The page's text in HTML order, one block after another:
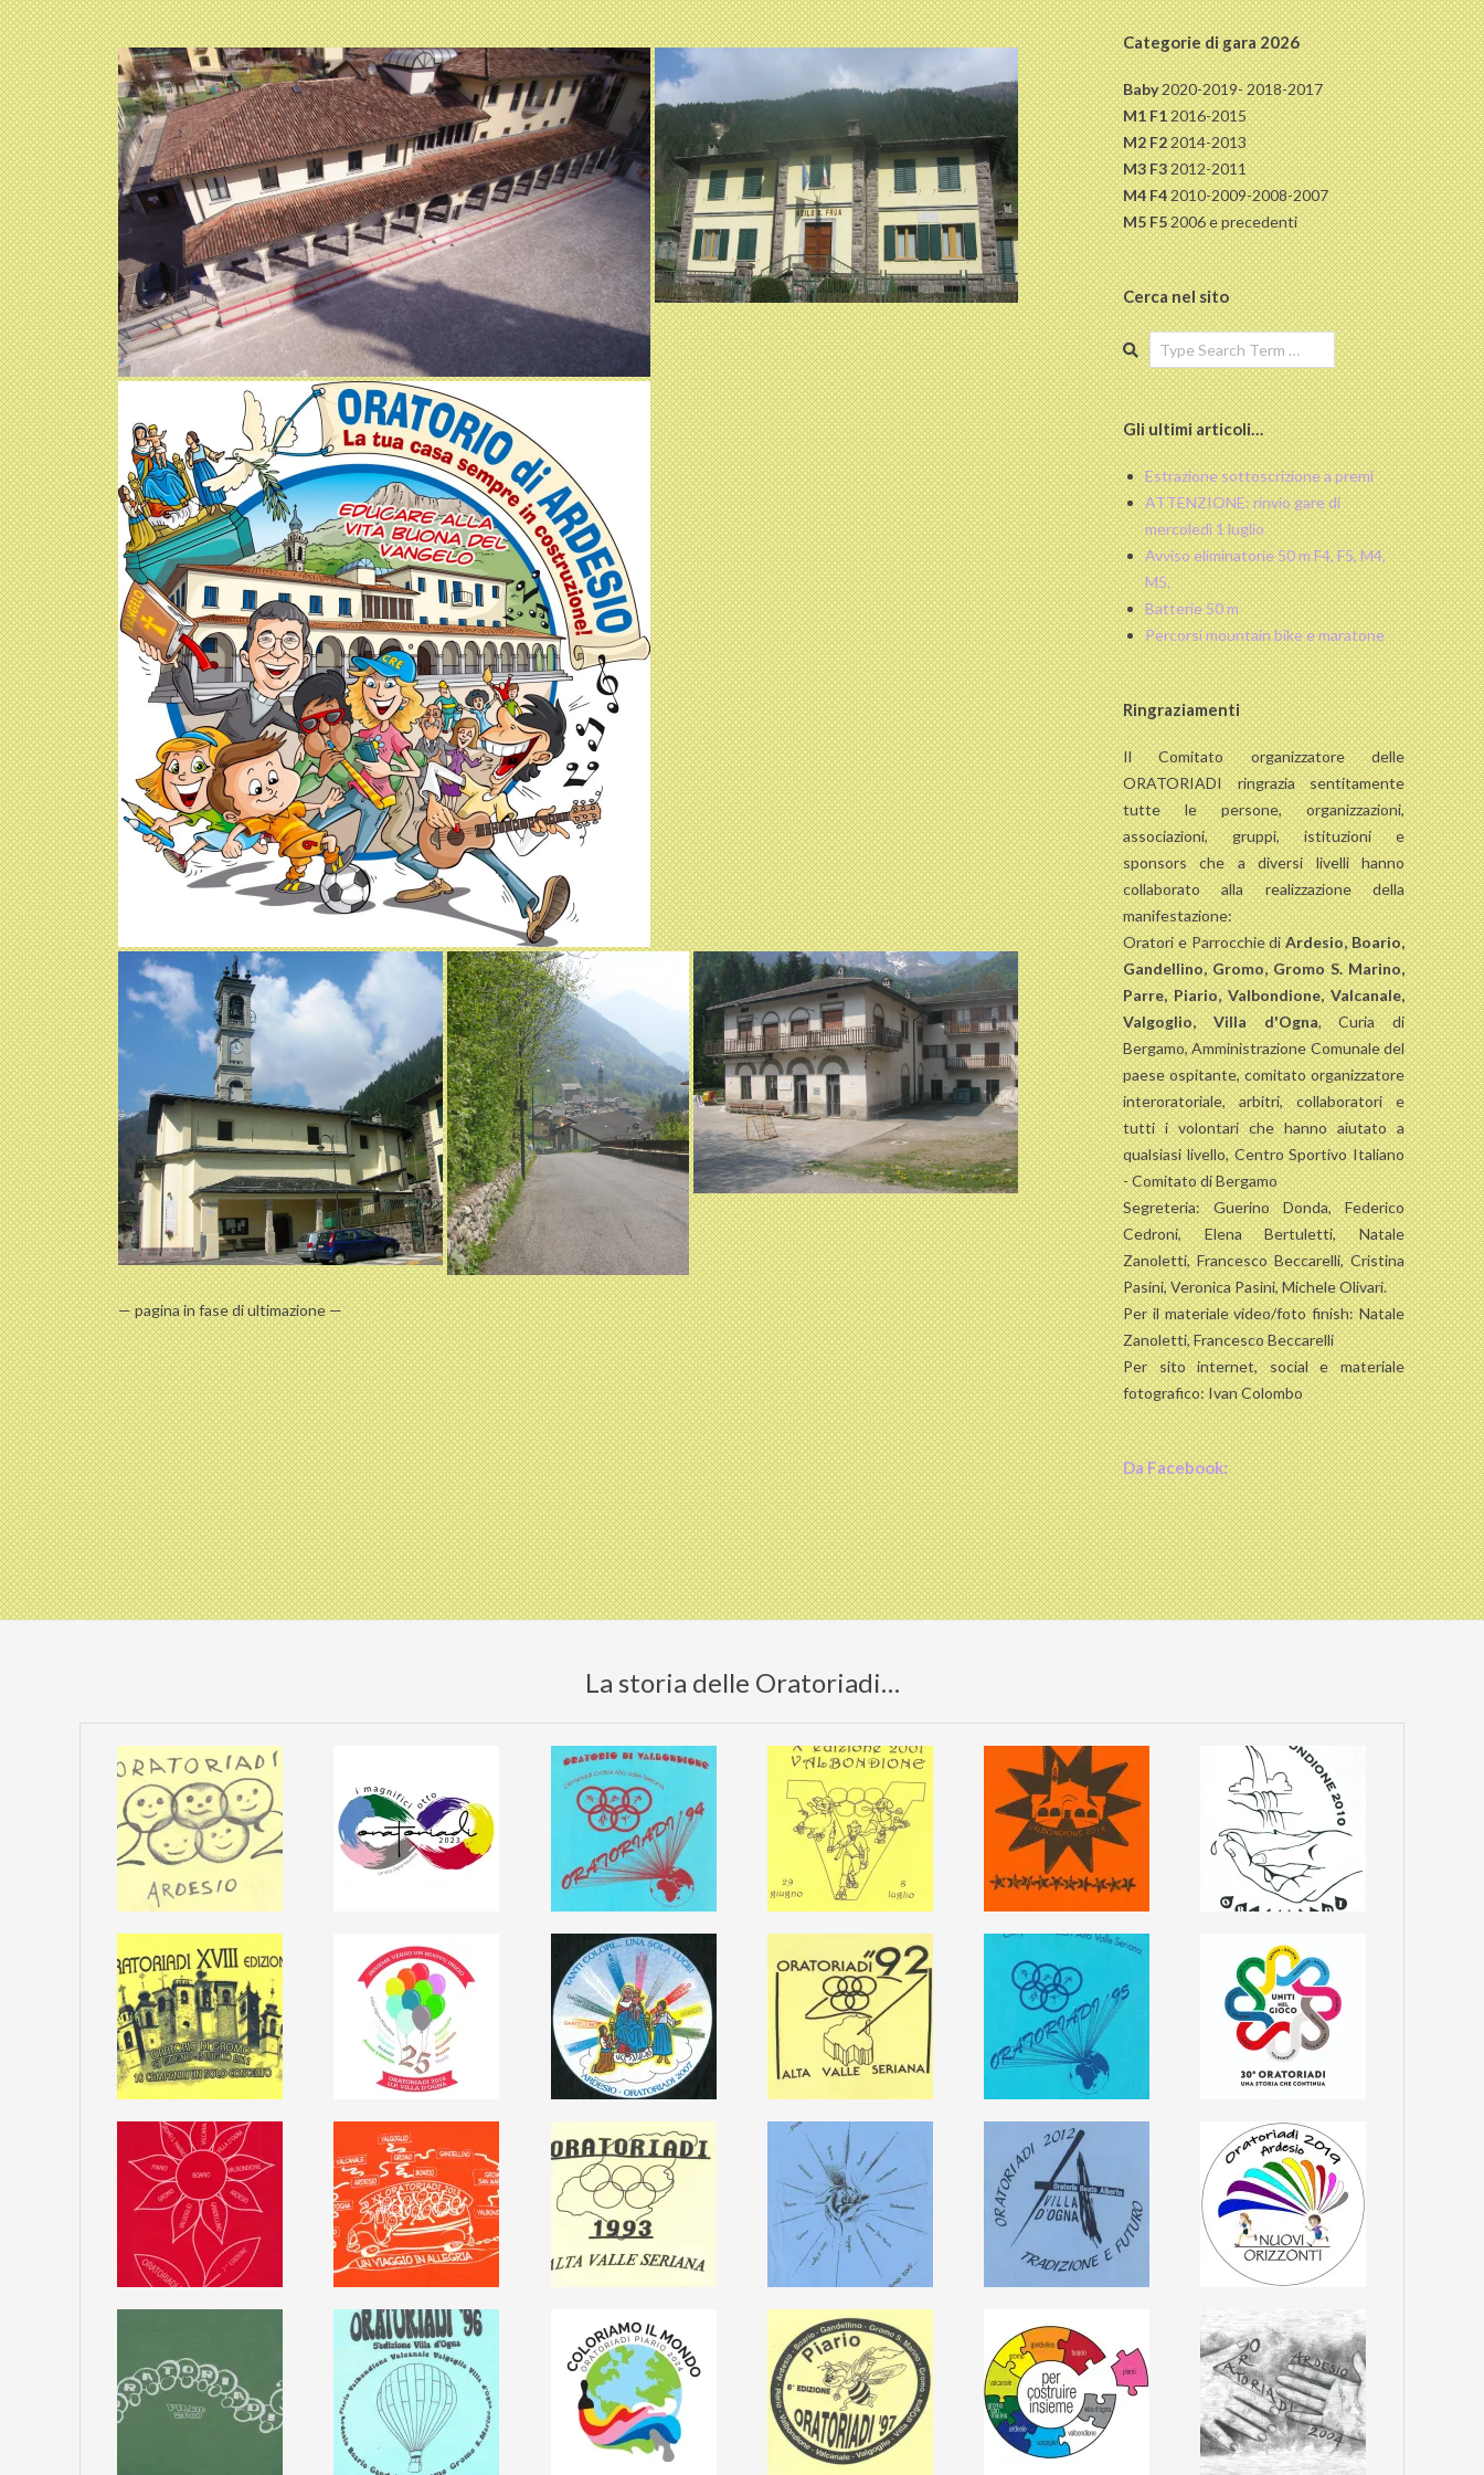
— pagina in fase di ultimazione —
2016-
02-
01
Categorie di gara 2026
Baby2020-2019- 2018-2017
M1 F12016-2015
M2 F22014-2013
M3 F32012-2011
M4 F42010-2009-2008-2007
M5 F52006 e precedenti
Cerca nel sito
Search
Gli ultimi articoli…
Estrazione sottoscrizione a premi
ATTENZIONE: rinvio gare di
mercoledì 1 luglio
Avviso eliminatorie 50 m F4, F5, M4,
M5.
Batterie 50 m
Percorsi mountain bike e maratone
Ringraziamenti
Il Comitato organizzatore delle
ORATORIADI ringrazia sentitamente
tutte le persone, organizzazioni,
associazioni, gruppi, istituzioni e
sponsors che a diversi livelli hanno
collaborato alla realizzazione della
manifestazione:
Oratori e Parrocchie diArdesio, Boario,
Gandellino, Gromo, Gromo S. Marino,
Parre, Piario, Valbondione, Valcanale,
Valgoglio, Villa d'Ogna, Curia di
Bergamo, Amministrazione Comunale del
paese ospitante, comitato organizzatore
interoratoriale, arbitri, collaboratori e
tutti i volontari che hanno aiutato a
qualsiasi livello, Centro Sportivo Italiano
- Comitato di Bergamo
Segreteria: Guerino Donda, Federico
Cedroni, Elena Bertuletti, Natale
Zanoletti, Francesco Beccarelli, Cristina
Pasini, Veronica Pasini, Michele Olivari.
Per il materiale video/foto finish: Natale
Zanoletti, Francesco Beccarelli
Per sito internet, social e materiale
fotografico: Ivan Colombo
Da Facebook:
La storia delle Oratoriadi…